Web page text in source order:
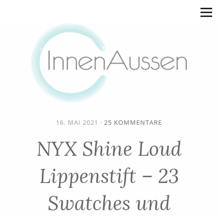
16. MAI 2021 · 25 KOMMENTARE
NYX Shine Loud
Lippenstift – 23
Swatches und